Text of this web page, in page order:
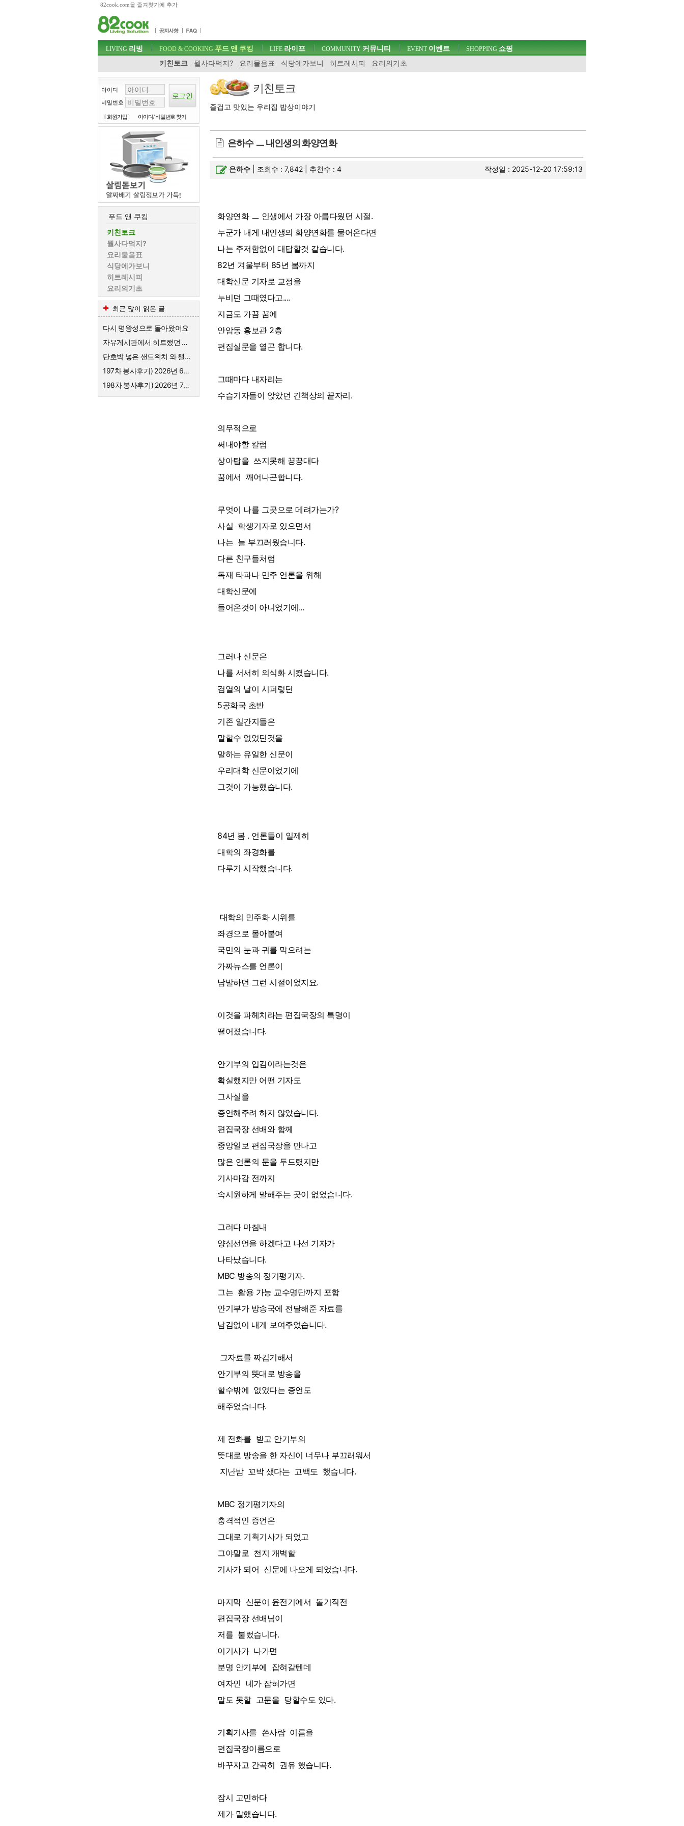
82cook.com을 즐겨찾기에 추가
주메뉴 바로가기
컨텐츠 바로가기
검색 바로가기
로그인 바로가기
주메뉴
LIVING 리빙 FOOD & COOKING 푸드 앤 쿠킹
키친토크
뭘사다먹지? 요리물음표 식당에가보니 히트레시피 요리의기초
LIFE 라이프 COMMUNITY 커뮤니티 EVENT이벤트 SHOPPING 쇼핑
아이디
비밀번호
[ 회원가입 ] 아이디/ 비밀번호 찾기
푸드 앤 쿠킹
키친토크
뭘사다먹지?
요리물음표
식당에가보니
히트레시피
요리의기초
최근 많이 읽은 글
다시 명왕성으로 돌아왔어요
자유게시판에서 히트했던 샌드위치 레시피
단호박 넣은 샌드위치 와 챌시 미모 자랑
197차 봉사후기) 2026년 6월 목살돈가스, 고춧잎나물, 오이지무침
198차 봉사후기) 2026년 7월 돼지갈비와 냉면, 만두
키친토크
즐겁고 맛있는 우리집 밥상이야기
은하수 ㅡ 내인생의 화양연화
은하수 | 조회수 : 7,842 | 추천수 :4 작성일 : 2025-12-20 17:59:13
화양연화 ㅡ 인생에서 가장 아름다웠던 시절.
누군가 내게 내인생의 화양연화를 물어온다면
나는 주저함없이 대답할것 같습니다.
82년 겨울부터 85년 봄까지
대학신문 기자로 교정을
누비던 그때였다고....
지금도 가끔 꿈에
안암동 홍보관 2층
편집실문을 열곤 합니다.
그때마다 내자리는
수습기자들이 앉았던 긴책상의 끝자리.
의무적으로
써내야할 칼럼
상아탑을 쓰지못해 끙끙대다
꿈에서 깨어나곤합니다.
무엇이 나를 그곳으로 데려가는가?
사실 학생기자로 있으면서
나는 늘 부끄러웠습니다.
다른 친구들처럼
독재 타파나 민주 언론을 위해
대학신문에
들어온것이 아니었기에...
그러나 신문은
나를 서서히 의식화 시켰습니다.
검열의 날이 시퍼렇던
5공화국 초반
기존 일간지들은
말할수 없었던것을
말하는 유일한 신문이
우리대학 신문이었기에
그것이 가능했습니다.
84년 봄 . 언론들이 일제히
대학의 좌경화를
다루기 시작했습니다.
대학의 민주화 시위를
좌경으로 몰아붙여
국민의 눈과 귀를 막으려는
가짜뉴스를 언론이
남발하던 그런 시절이었지요.
이것을 파헤치라는 편집국장의 특명이
떨어졌습니다.
안기부의 입김이라는것은
확실했지만 어떤 기자도
그사실을
증언해주려 하지 않았습니다.
편집국장 선배와 함께
중앙일보 편집국장을 만나고
많은 언론의 문을 두드렸지만
기사마감 전까지
속시원하게 말해주는 곳이 없었습니다.
그러다 마침내
양심선언을 하겠다고 나선 기자가
나타났습니다.
MBC 방송의 정기평기자.
그는 활용 가능 교수명단까지 포함
안기부가 방송국에 전달해준 자료를
남김없이 내게 보여주었습니다.
그자료를 짜깁기해서
안기부의 뜻대로 방송을
할수밖에 없었다는 증언도
해주었습니다.
제 전화를 받고 안기부의
뜻대로 방송을 한 자신이 너무나 부끄러워서
지난밤 꼬박 샜다는 고백도 했습니다.
MBC 정기평기자의
충격적인 증언은
그대로 기획기사가 되었고
그야말로 천지 개벽할
기사가 되어 신문에 나오게 되었습니다.
마지막 신문이 윤전기에서 돌기직전
편집국장 선배님이
저를 불렀습니다.
이기사가 나가면
분명 안기부에 잡혀갈텐데
여자인 네가 잡혀가면
말도 못할 고문을 당할수도 있다.
기획기사를 쓴사람 이름을
편집국장이름으로
바꾸자고 간곡히 권유 했습니다.
잠시 고민하다
제가 말했습니다.